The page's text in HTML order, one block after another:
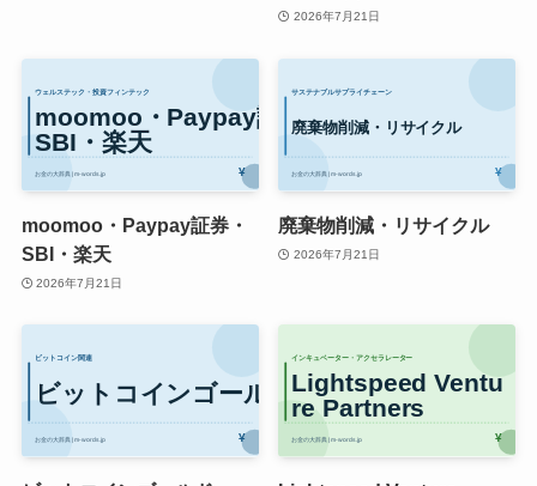
2026年7月21日
moomoo・Paypay証券・
SBI・楽天
2026年7月21日
廃棄物削減・リサイクル
2026年7月21日